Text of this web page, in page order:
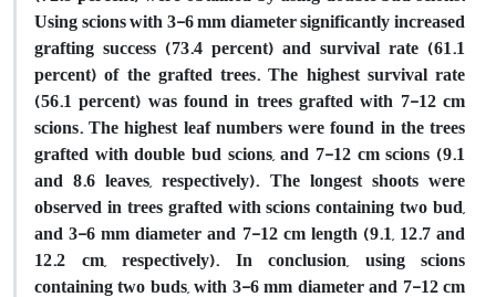
Using scions with 3-6 mm diameter significantly increased
grafting success (73.4 percent) and survival rate (61.1
percent) of the grafted trees. The highest survival rate
(56.1 percent) was found in trees grafted with 7-12 cm
scions. The highest leaf numbers were found in the trees
grafted with double bud scions, and 7-12 cm scions (9.1
and 8.6 leaves, respectively). The longest shoots were
observed in trees grafted with scions containing two bud,
and 3-6 mm diameter and 7-12 cm length (9.1, 12.7 and
12.2 cm, respectively). In conclusion, using scions
containing two buds, with 3-6 mm diameter and 7-12 cm